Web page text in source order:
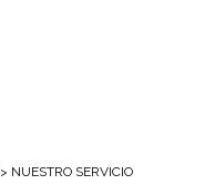
> NUESTRO SERVICIO